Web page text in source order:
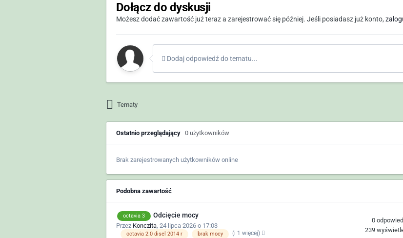
Dołącz do dyskusji
Możesz dodać zawartość już teraz a zarejestrować się później. Jeśli posiadasz już konto,
Dodaj odpowiedź do tematu...
Tematy
Ostatnio przeglądający 0 użytkowników
Brak zarejestrowanych użytkowników online
Podobna zawartość
octavia 3 Odcięcie mocy
Przez Konczita, 24 lipca 2026 o 17:03
octavia 2.0 disel 2014 r brak mocy (i 1 więcej)
0
239